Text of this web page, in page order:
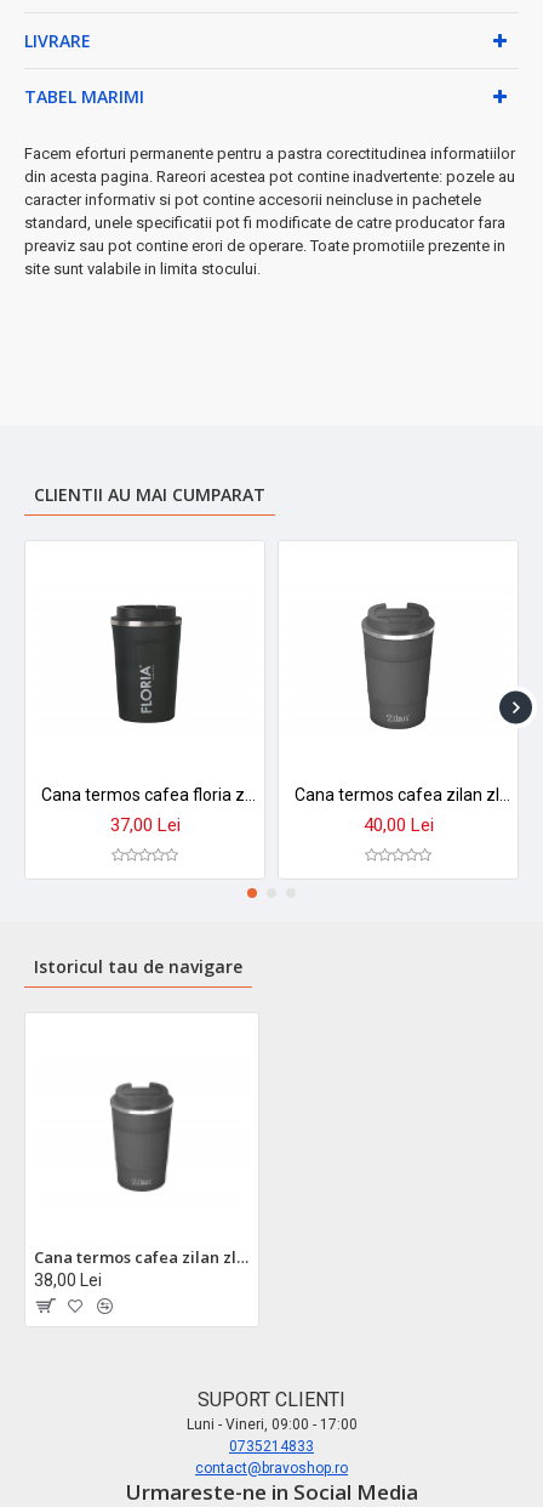
✓
•Bază antiderapantă- stabilitate maximă pe orice
suprafață
• Ușor de întreținut- curățare simplă și eficientă
Design ergonomic - înălțime de 15cm pentru grip
confortabil
LIVRARE
TABEL MARIMI
Facem eforturi permanente pentru a pastra corectitudinea informatiilor
din acesta pagina. Rareori acestea pot contine inadvertente: pozele au
caracter informativ si pot contine accesorii neincluse in pachetele
standard, unele specificatii pot fi modificate de catre producator fara
preaviz sau pot contine erori de operare. Toate promotiile prezente in
site sunt valabile in limita stocului.
CLIENTII AU MAI CUMPARAT
37,00 Lei 40,00 Lei
Istoricul tau de navigare
Cana termos cafea zilan zln9879 - 380ml, inox, perete dublu, mentine temperatura 8h, gri
38,00 Lei
SUPORT CLIENTI
Luni - Vineri, 09:00 - 17:00
0735214833
contact@bravoshop.ro
Urmareste-ne in Social Media